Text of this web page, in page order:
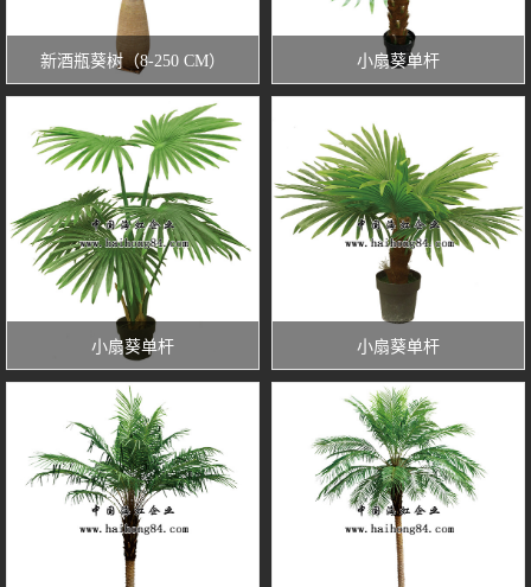
新酒瓶葵树（8-250 CM） 小扇葵单杆
小扇葵单杆 小扇葵单杆